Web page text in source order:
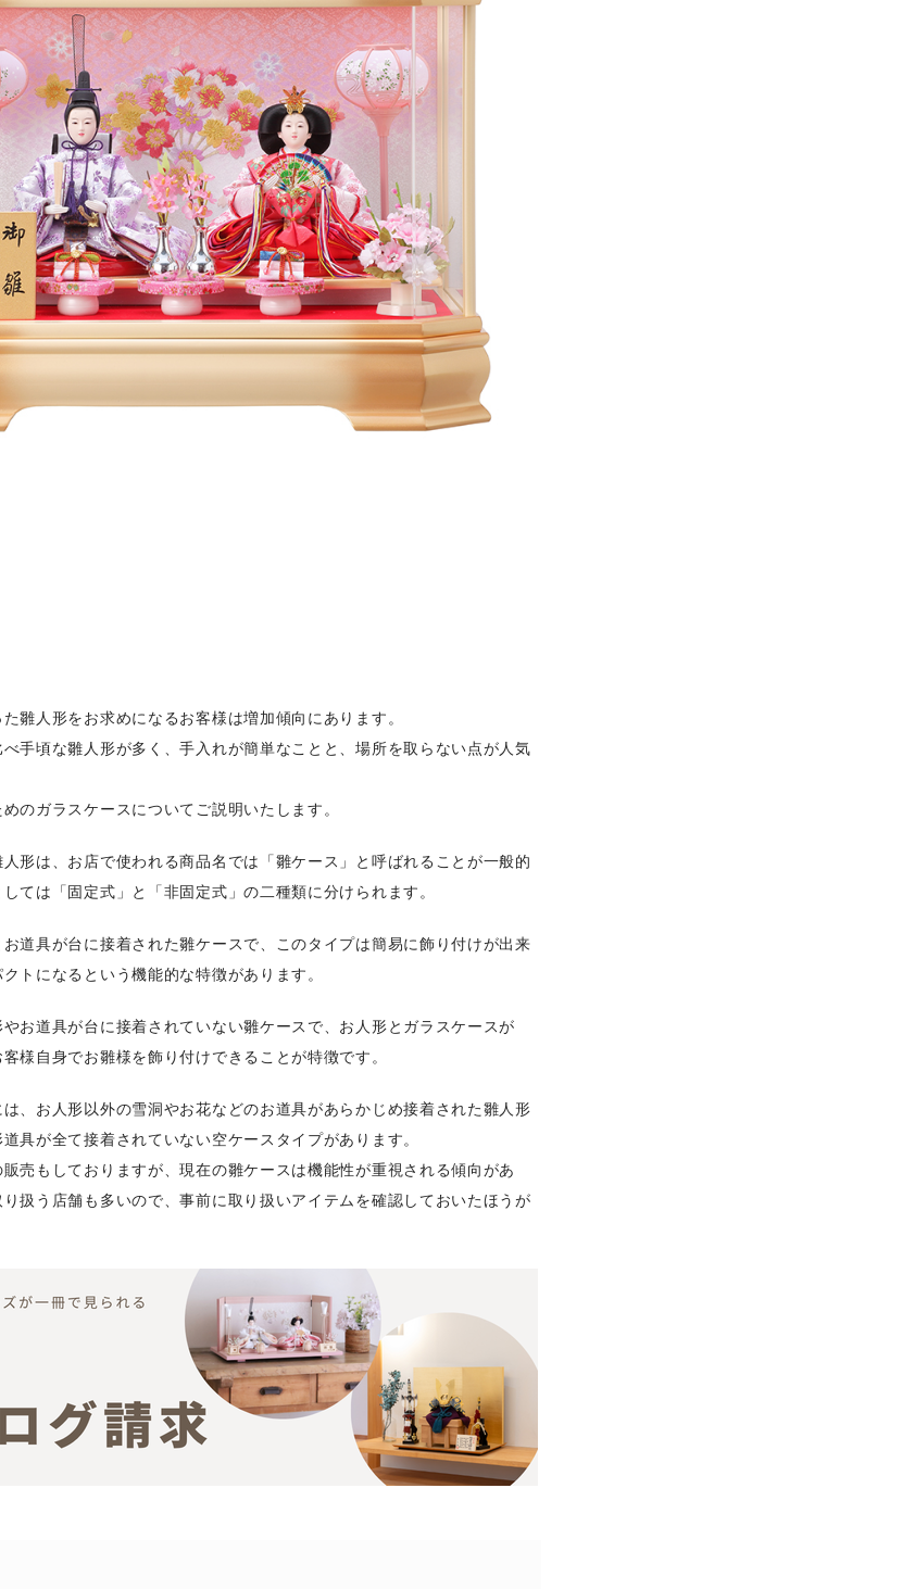
雛人形をお求めになるお客様は増加傾向にあります。
手頃な雛人形が多く、手入れが簡単なことと、場所を取らない点が人気
のガラスケースについてご説明いたします。
形は、お店で使われる商品名では「雛ケース」と呼ばれることが一般的
ては「固定式」と「非固定式」の二種類に分けられます。
お道具が台に接着された雛ケースで、このタイプは簡易に飾り付けが出来
トになるという機能的な特徴があります。
やお道具が台に接着されていない雛ケースで、お人形とガラスケースが
様自身でお雛様を飾り付けできることが特徴です。
は、お人形以外の雪洞やお花などのお道具があらかじめ接着された雛人形
具が全て接着されていない空ケースタイプがあります。
売もしておりますが、現在の雛ケースは機能性が重視される傾向があ
扱う店舗も多いので、事前に取り扱いアイテムを確認しておいたほうが